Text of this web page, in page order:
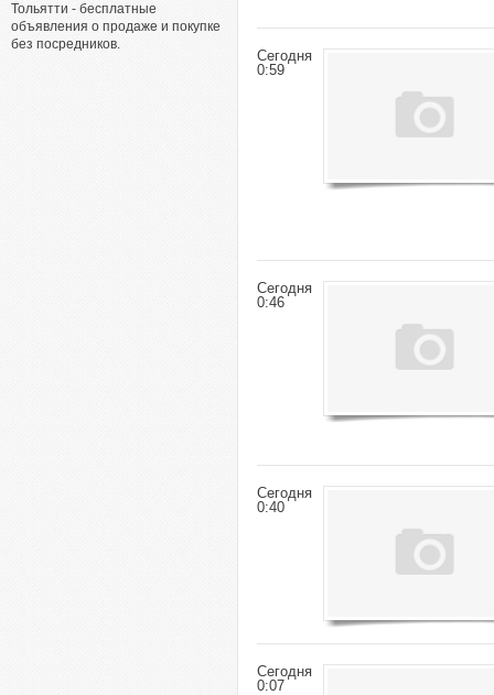
Тольятти - бесплатные
объявления о продаже и покупке
без посредников.
Сегодня
0:59
Сегодня
0:46
Сегодня
0:40
Сегодня
0:07